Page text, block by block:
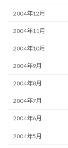
2004年12月
2004年11月
2004年10月
2004年9月
2004年8月
2004年7月
2004年6月
2004年5月